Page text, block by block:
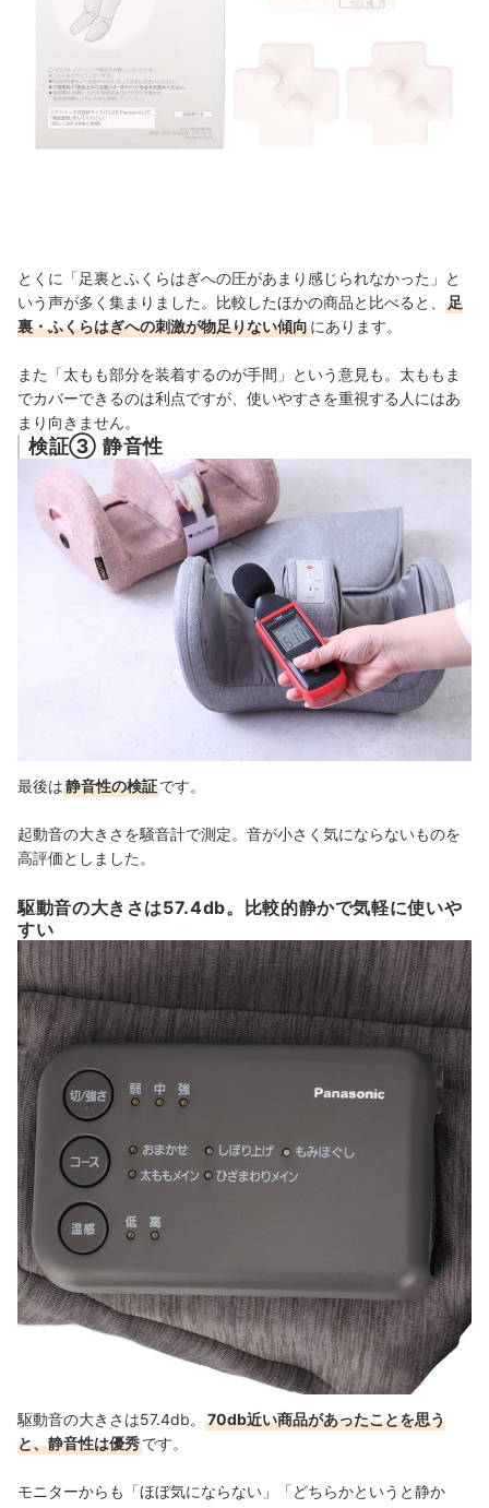
とくに「足裏とふくらはぎへの圧があまり感じられなかった」と
いう声が多く集まりました。比較したほかの商品と比べると、
足
裏・ふくらはぎへの刺激が物足りない傾向にあります。
また「太もも部分を装着するのが手間」という意見も。太ももま
でカバーできるのは利点ですが、使いやすさを重視する人にはあ
まり向きません。
検証③ 静音性
最後は静音性の検証です。
起動音の大きさを騒音計で測定。音が小さく気にならないものを
高評価としました。
駆動音の大きさは57.4db。比較的静かで気軽に使いや
すい
駆動音の大きさは57.4db。
70db近い商品があったことを思う
と、静音性は優秀です。
モニターからも「ほぼ気にならない」「どちらかというと静か